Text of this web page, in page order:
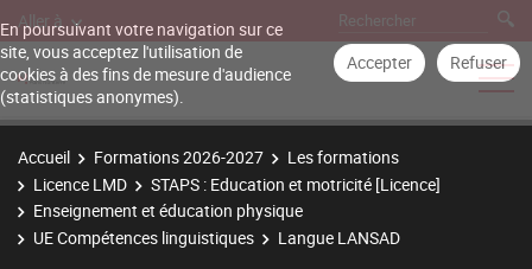
En poursuivant votre navigation sur ce
site, vous acceptez l'utilisation de
cookies à des fins de mesure d'audience
(statistiques anonymes).
Accepter Refuser
Aller à
Accueil Formations 2026-2027
Les formations
Licence LMD
STAPS : Education et motricité [Licence]
Enseignement et éducation physique
UE Compétences linguistiques
Langue LANSAD